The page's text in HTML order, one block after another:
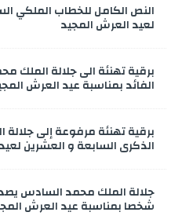
لعيد العرش المجيد
برقية تهنئة الى جلالة
الفائد بمناسبة عيد العرش
برقية تهنئة مرفوعة إلى
الذكرى السابعة و العشرين
شخصا بمناسبة عيد العرش